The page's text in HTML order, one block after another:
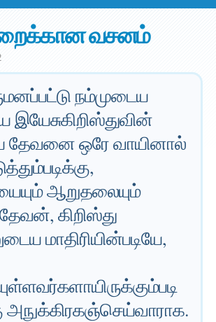
வசனம்
நம்முடைய
இயேசுகிறிஸ்துவின்
தேவனை ஒரே வாயினால்
ஆறுதலையும்
கிறிஸ்து
மாதிரியின்படியே,
அநுக்கிரகஞ்செய்வாராக.